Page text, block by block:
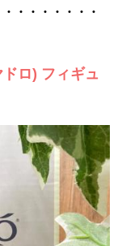
・・・・・・・
ロ) フィギュ